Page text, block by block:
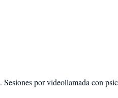
. Sesiones por videollamada con